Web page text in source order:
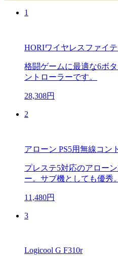
1
HORIワイヤレスファイ
格闘ゲームに最適な6ボ
ントローラーです。
28,308円
2
アローン PS5用無線コン
プレステ5対応のアロー
ー。サブ機としても優秀。
11,480円
3
Logicool G F310r